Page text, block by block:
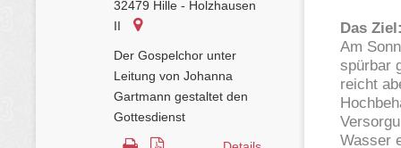
Das
Am
spürbar
reicht
Wasser